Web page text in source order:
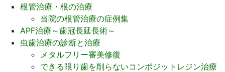
根管治療・根の治療
当院の根管治療の症例集
APF治療～歯冠長延長術～
虫歯治療の診断と治療
メタルフリー審美修復
できる限り歯を削らないコンポジットレジン治療